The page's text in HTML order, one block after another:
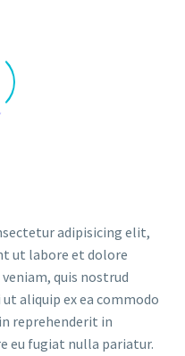
adipisicing elit,
ut labore et dolore
quis nostrud
aliquip ex ea commodo
reprehenderit in
eu fugiat nulla pariatur.